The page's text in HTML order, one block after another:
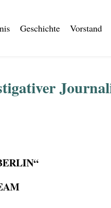
Geschichte Vorstand